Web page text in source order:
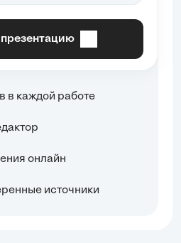
в каждой работе
онлайн
источники